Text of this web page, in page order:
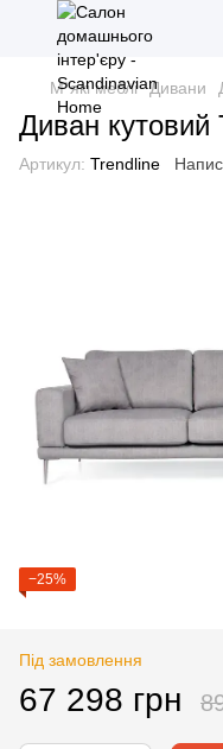
М`які меблі Дивани
Диван кутовий
Артикул: Trendline
−25%
Під замовлення
67 298 грн